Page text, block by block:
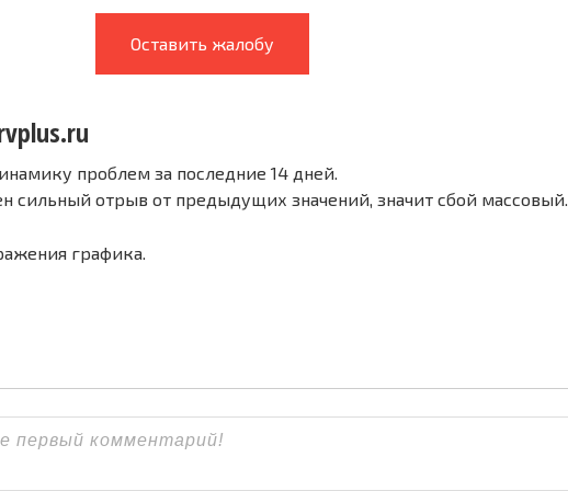
Оставить жалобу
проблем за последние 14 дней.
сильный отрыв от предыдущих значений, значит сбой массовый.
графика.